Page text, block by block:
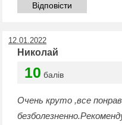
Відповісти
12.01.2022
Николай
10 балів
Очень круто ,все